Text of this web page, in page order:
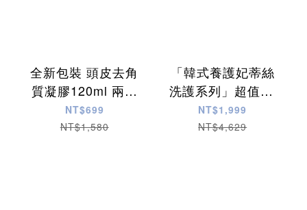
全新包裝 頭皮去角
質凝膠120ml 兩入
上市價＄ 699
NT$699
NT$1,580
「韓式養護妃蒂絲
洗護系列」超值16
件組★優惠1999
NT$1,999
NT$4,629